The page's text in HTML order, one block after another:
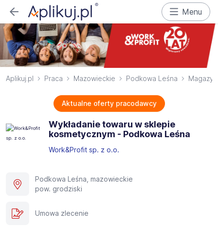
Menu
Aplikuj.pl Praca Mazowieckie Podkowa Leśna
Aktualne oferty pracodawcy
Wykładanie towaru w sklepie
kosmetycznym - Podkowa Leśna
Work&Profit sp. z o.o.
Podkowa Leśna, mazowieckie
pow. grodziski
Umowa zlecenie